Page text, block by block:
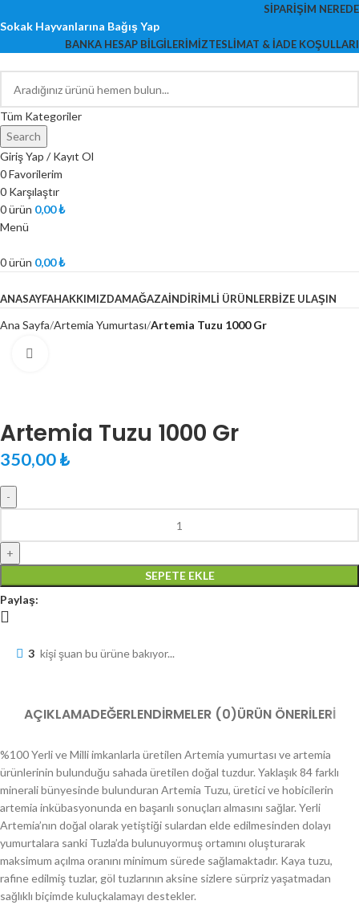
SIPARIŞIM NEREDE
Sokak Hayvanlarına Bağış Yap
BANKA HESAP BILGILERIMIZTESLIMAT & İADE KOŞULLARI
Tüm Kategoriler
Search
Giriş Yap / Kayıt Ol
0Favorilerim
0 Karşılaştır
0ürün 0,00₺
Menü
0ürün 0,00₺
ANASAYFAHAKKIMIZDAMAĞAZAİNDIRIMLI ÜRÜNLERBIZE ULAŞIN
Ana Sayfa Artemia Yumurtası Artemia Tuzu 1000 Gr
Artemia Tuzu 1000 Gr
350,00₺
SEPETE EKLE
Paylaş:
3 kişi şuan bu ürüne bakıyor...
AÇIKLAMADEĞERLENDIRMELER (0)ÜRÜN ÖNERILERI
%100 Yerli ve Milli imkanlarla üretilen Artemia yumurtası ve artemia
ürünlerinin bulunduğu sahada üretilen doğal tuzdur. Yaklaşık 84 farklı
minerali bünyesinde bulunduran Artemia Tuzu, üretici ve hobicilerin
artemia inkübasyonunda en başarılı sonuçları almasını sağlar. Yerli
Artemia’nın doğal olarak yetiştiği sulardan elde edilmesinden dolayı
yumurtalara sanki Tuzla’da bulunuyormuş ortamını oluşturarak
maksimum açılma oranını minimum sürede sağlamaktadır. Kaya tuzu,
rafine edilmiş tuzlar, göl tuzlarının aksine sizlere sürpriz yaşatmadan
sağlıklı biçimde kuluçkalamayı destekler.